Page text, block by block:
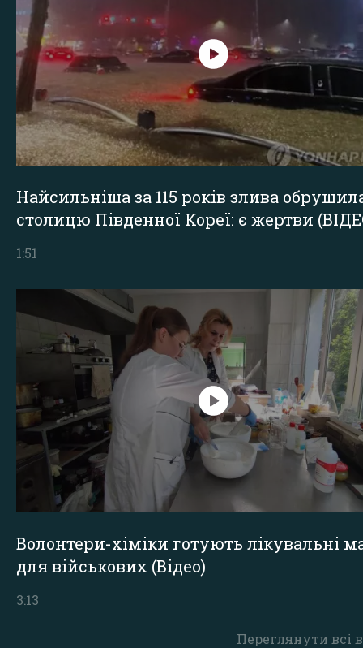
Переглянути всі
Найсильніша за 115 років злива
столицю Південної Кореї: є жертви
1:51
Волонтери-хіміки готують лікувальні
для військових (Відео)
3:13